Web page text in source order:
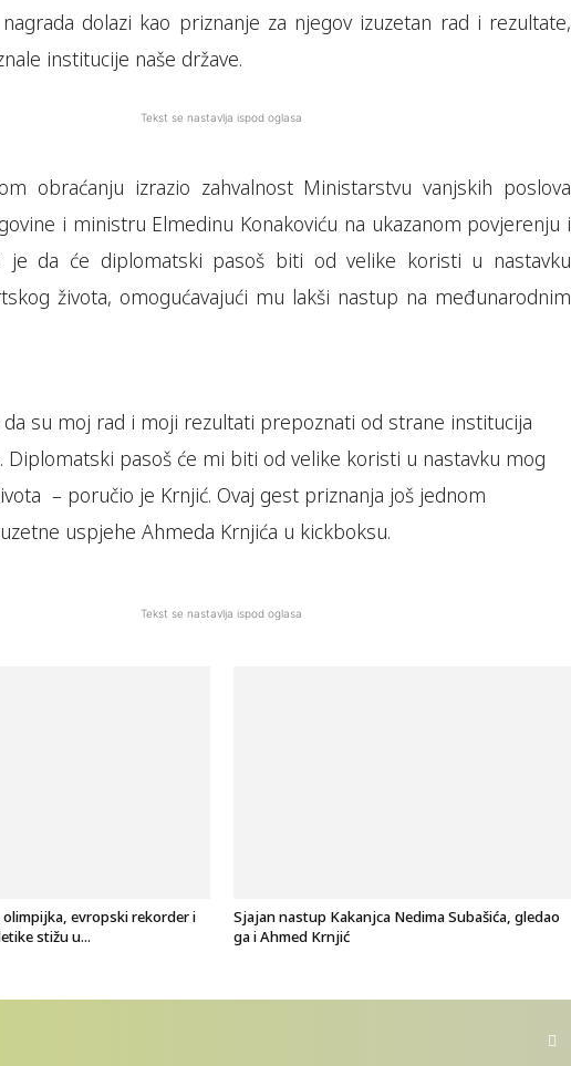
dolazi kao priznanje za njegov izuzetan rad i rezultate,
institucije naše države.
Tekst se nastavlja ispod oglasa
obraćanju izrazio zahvalnost Ministarstvu vanjskih poslova
i ministru Elmedinu Konakoviću na ukazanom povjerenju i
je da će diplomatski pasoš biti od velike koristi u nastavku
života, omogućavajući mu lakši nastup na međunarodnim
su moj rad i moji rezultati prepoznati od strane institucija
Diplomatski pasoš će mi biti od velike koristi u nastavku mog
– poručio je Krnjić. Ovaj gest priznanja još jednom
uspjehe Ahmeda Krnjića u kickboksu.
Tekst se nastavlja ispod oglasa
evropski rekorder i
stižu u...
Sjajan nastup Kakanjca Nedima Subašića, gledao
ga i Ahmed Krnjić